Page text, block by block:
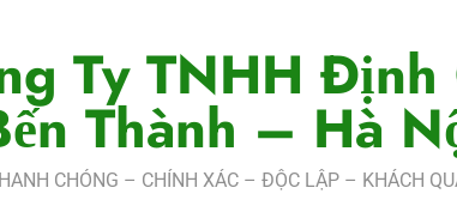
Ty TNHH Định
Thành – Hà
CHÓNG – CHÍNH XÁC – ĐỘC LẬP – KHÁCH